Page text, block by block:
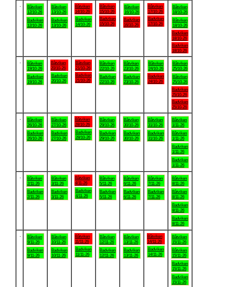
Båtviken
12/10-26
Badviken
12/10-26
Båtviken
13/10-26
Badviken
13/10-26
Båtviken
14/10-26
Badviken
14/10-26
Båtviken
15/10-26
Badviken
15/10-26
Båtviken
16/10-26
Badviken
16/10-26
Båtviken
17/10-26
Badviken
17/10-26
Båtviken
18/10-26
Båtviken
18/10-26
Badviken
18/10-26
Badviken
18/10-26
Båtviken
19/10-26
Badviken
19/10-26
Båtviken
20/10-26
Badviken
20/10-26
Båtviken
21/10-26
Badviken
21/10-26
Båtviken
22/10-26
Badviken
22/10-26
Båtviken
23/10-26
Badviken
23/10-26
Båtviken
24/10-26
Badviken
24/10-26
Båtviken
25/10-26
Båtviken
25/10-26
Badviken
25/10-26
Badviken
25/10-26
Båtviken
26/10-26
Badviken
26/10-26
Båtviken
27/10-26
Badviken
27/10-26
Båtviken
28/10-26
Badviken
28/10-26
Båtviken
29/10-26
Badviken
29/10-26
Båtviken
30/10-26
Badviken
30/10-26
Båtviken
31/10-26
Badviken
31/10-26
Båtviken
1/11-26
Båtviken
1/11-26
Badviken
1/11-26
Badviken
1/11-26
Båtviken
2/11-26
Badviken
2/11-26
Båtviken
3/11-26
Badviken
3/11-26
Båtviken
4/11-26
Badviken
4/11-26
Båtviken
5/11-26
Badviken
5/11-26
Båtviken
6/11-26
Badviken
6/11-26
Båtviken
7/11-26
Badviken
7/11-26
Båtviken
8/11-26
Båtviken
8/11-26
Badviken
8/11-26
Badviken
8/11-26
Båtviken
9/11-26
Badviken
9/11-26
Båtviken
10/11-26
Badviken
10/11-26
Båtviken
11/11-26
Badviken
11/11-26
Båtviken
12/11-26
Badviken
12/11-26
Båtviken
13/11-26
Badviken
13/11-26
Båtviken
14/11-26
Badviken
14/11-26
Båtviken
15/11-26
Båtviken
15/11-26
Badviken
15/11-26
Badviken
15/11-26